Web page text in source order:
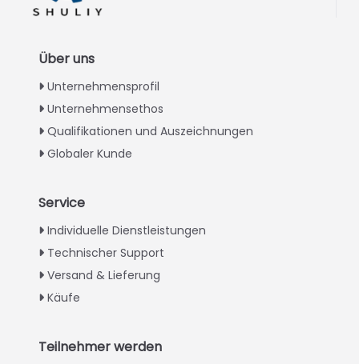
Über uns
Unternehmensprofil
Unternehmensethos
Qualifikationen und Auszeichnungen
Globaler Kunde
Service
Individuelle Dienstleistungen
Technischer Support
Versand & Lieferung
Käufe
Teilnehmer werden
Urdu
Greek
Italian